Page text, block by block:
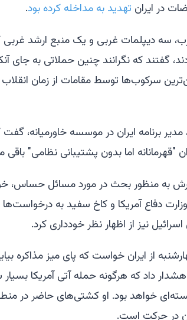
در ایران تهدید به مداخله کرده بود.
سه دیپلمات غربی و یک منبع ارشد
گفتند که نگرانند چنین حملاتی به جای
مدیر برنامه ایران در موسسه خاورمیانه،
"قهرمانانه اما بدون پشتیبانی نظامی" باقی
به منظور بحث در مورد مسائل حساس،
دفاع آمریکا و کاخ سفید به درخواست‌ها
نیز از اظهار نظر خودداری کرد.
از ایران خواست که پای میز مذاکره
داد که هرگونه حمله آتی آمریکا بسیار
خواهد بود. او کشتی‌های حاضر در
در حرکت است.